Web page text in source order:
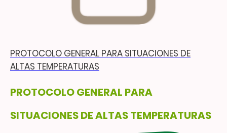
PROTOCOLO GENERAL PARA SITUACIONES DE
ALTAS TEMPERATURAS
PROTOCOLO GENERAL PARA
SITUACIONES DE ALTAS TEMPERATURAS